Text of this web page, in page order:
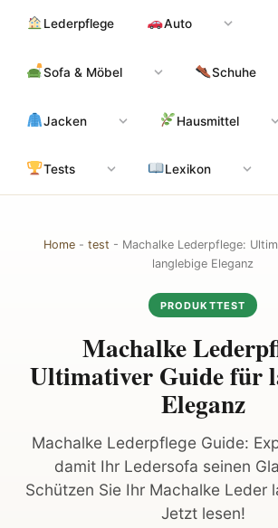
Inhalt
Lederpflege Auto
Sofa & Möbel Schuhe
Jacken Hausmittel
Tests Lexikon
Home - test - Machalke Lederpflege:
langlebige Eleganz
PRODUKTTEST
Machalke
Ultimativer Guide für
Eleganz
Machalke Lederpflege Guide:
damit Ihr Ledersofa seinen
Schützen Sie Ihr Machalke Leder
Jetzt lesen!